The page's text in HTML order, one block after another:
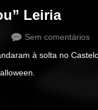
Leiria
Sem comentários
à solta no